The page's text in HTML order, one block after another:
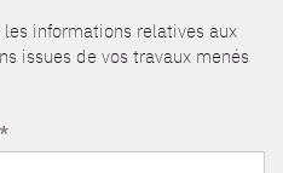
informations relatives aux
issues de vos travaux menés
*